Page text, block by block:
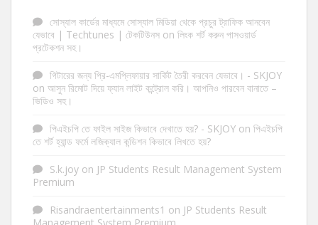
সোস্যাল কার্ডের মাধ্যমে সোস্যাল মিডিয়া থেকে প্রচুর ট্রাফিক আনবেন
যেভাবে | Techtunes | টেকটিউনস on লিংক শর্ট করুন পাসওয়ার্ড
প্রটেকশন সহ।
গিটারের জন্য প্রি-এমপ্লিফায়ার সার্কিট তৈরী করবেন যেভাবে। - SKJOY
on আসুন রিমোট দিয়ে ফ্যান লাইট কন্ট্রোল করি। আপনিও পারবেন বানাতে –
ভিডিও সহ।
পিএইচপি তে ফাইল সাইজ কিভাবে দেখাতে হয়? - SKJOY on পিএইচপি
তে শর্ট হ্যান্ড ফর্মে লজিক্যাল কন্ডিশন কিভাবে লিখতে হয়?
S.k.joy on JP Students Result Management System
Premium
Risandraentertainments1 on JP Students Result